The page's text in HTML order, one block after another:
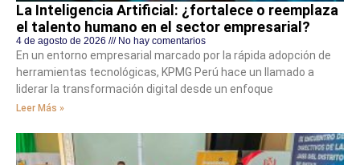
La Inteligencia Artificial: ¿fortalece o reemplaza
el talento humano en el sector empresarial?
4 de agosto de 2026 No hay comentarios
En un entorno empresarial marcado por la rápida adopción de
herramientas tecnológicas, KPMG Perú hace un llamado a
liderar la transformación digital desde un enfoque
Leer Más »